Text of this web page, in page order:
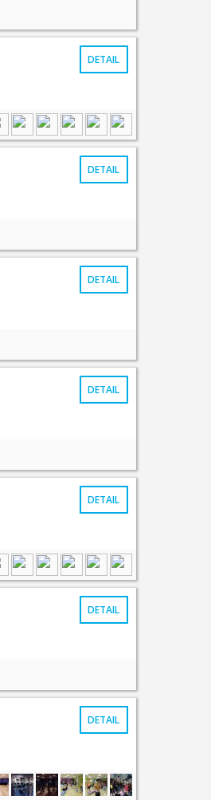
DETAIL
DETAIL
DETAIL
DETAIL
DETAIL
DETAIL
DETAIL